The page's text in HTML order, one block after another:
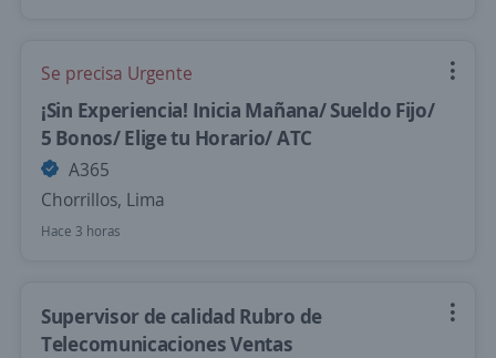
Se precisa Urgente
¡Sin Experiencia! Inicia Mañana/ Sueldo Fijo/
5 Bonos/ Elige tu Horario/ ATC
A365
Chorrillos, Lima
Hace 3 horas
Supervisor de calidad Rubro de
Telecomunicaciones Ventas